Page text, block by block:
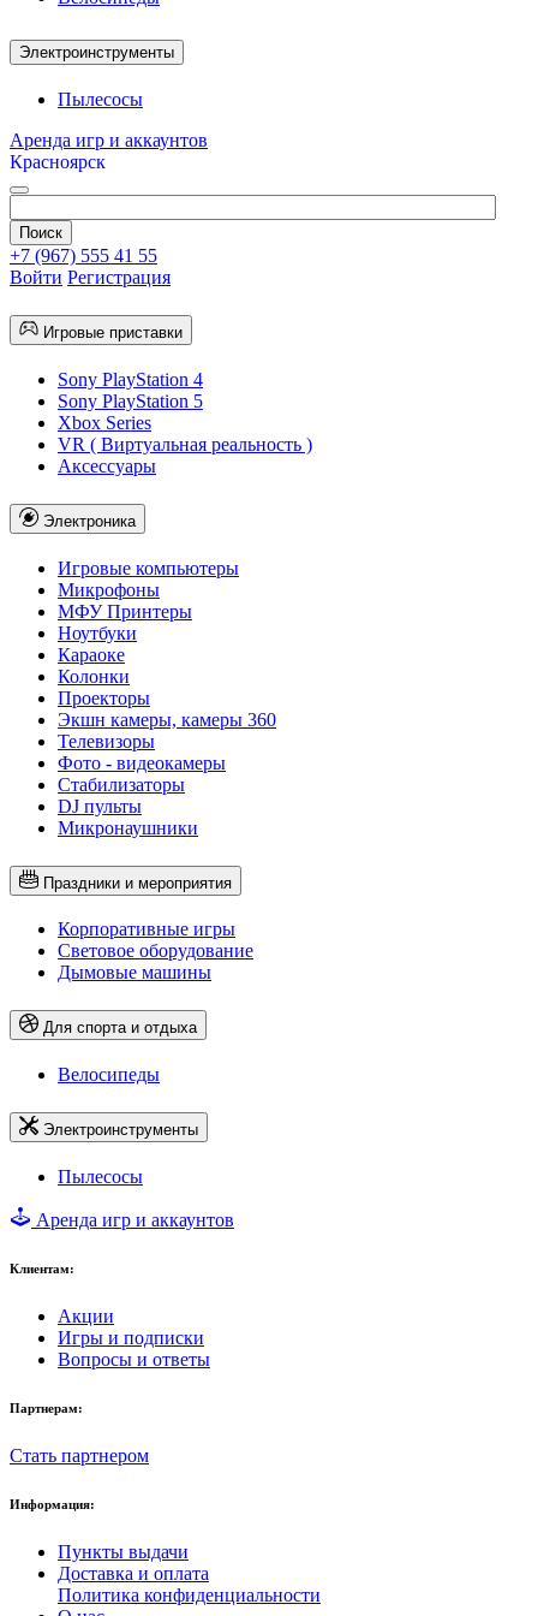
Электроинструменты
Пылесосы
Аренда игр и аккаунтов
Красноярск
+7 (967) 555 41 55
Войти Регистрация
Игровые приставки
Sony PlayStation 4
Sony PlayStation 5
Xbox Series
VR ( Виртуальная реальность )
Аксессуары
Электроника
Игровые компьютеры
Микрофоны
МФУ Принтеры
Ноутбуки
Караоке
Колонки
Проекторы
Экшн камеры, камеры 360
Телевизоры
Фото - видеокамеры
Стабилизаторы
DJ пульты
Микронаушники
Праздники и мероприятия
Корпоративные игры
Световое оборудование
Дымовые машины
Для спорта и отдыха
Велосипеды
Электроинструменты
Пылесосы
Аренда игр и аккаунтов
Клиентам:
Акции
Игры и подписки
Вопросы и ответы
Партнерам:
Стать партнером
Информация:
Пункты выдачи
Доставка и оплата
Политика конфиденциальности